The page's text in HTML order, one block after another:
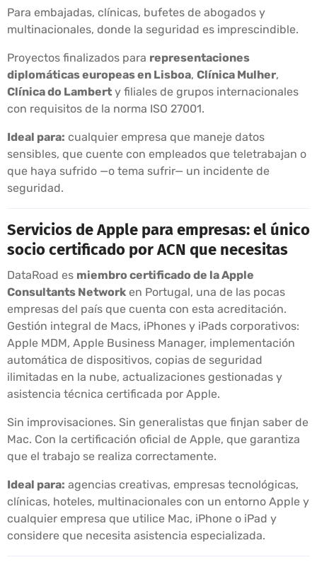
Para embajadas, clínicas, bufetes de abogados y
multinacionales, donde la seguridad es imprescindible.
Proyectos finalizados para representaciones
diplomáticas europeas en Lisboa, Clínica Mulher,
Clínica do Lambert y filiales de grupos internacionales
con requisitos de la norma ISO 27001.
Ideal para: cualquier empresa que maneje datos
sensibles, que cuente con empleados que teletrabajan o
que haya sufrido —o tema sufrir— un incidente de
seguridad.
Servicios de Apple para empresas: el único
socio certificado por ACN que necesitas
DataRoad es miembro certificado de la Apple
Consultants Network en Portugal, una de las pocas
empresas del país que cuenta con esta acreditación.
Gestión integral de Macs, iPhones y iPads corporativos:
Apple MDM, Apple Business Manager, implementación
automática de dispositivos, copias de seguridad
ilimitadas en la nube, actualizaciones gestionadas y
asistencia técnica certificada por Apple.
Sin improvisaciones. Sin generalistas que finjan saber de
Mac. Con la certificación oficial de Apple, que garantiza
que el trabajo se realiza correctamente.
Ideal para: agencias creativas, empresas tecnológicas,
clínicas, hoteles, multinacionales con un entorno Apple y
cualquier empresa que utilice Mac, iPhone o iPad y
considere que necesita asistencia especializada.